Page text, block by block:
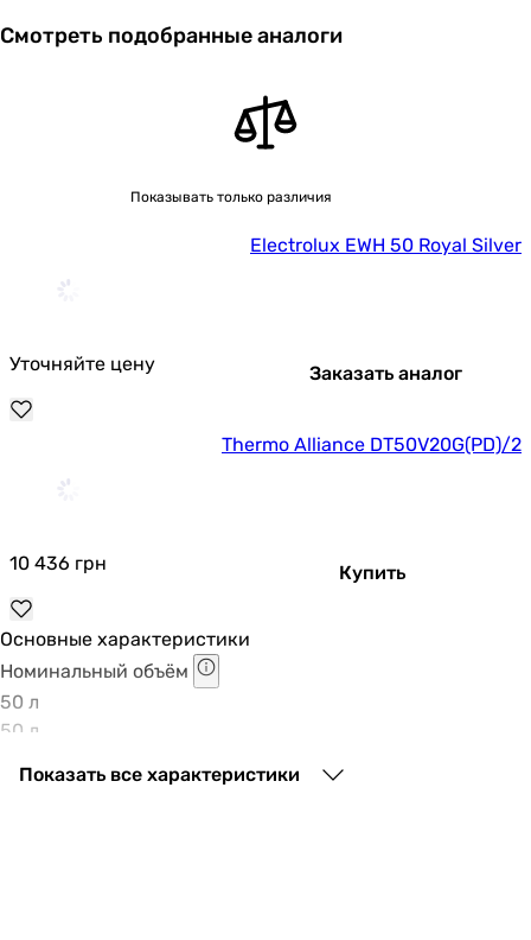
Смотреть подобранные аналоги
Показывать только различия
Electrolux EWH 50 Royal Silver
Уточняйте цену Заказать аналог
Thermo Alliance DT50V20G(PD)/2
10 436 грн Купить
Основные характеристики
Номинальный объём
50 л
50 л
Форма бойлера
Показать все характеристики